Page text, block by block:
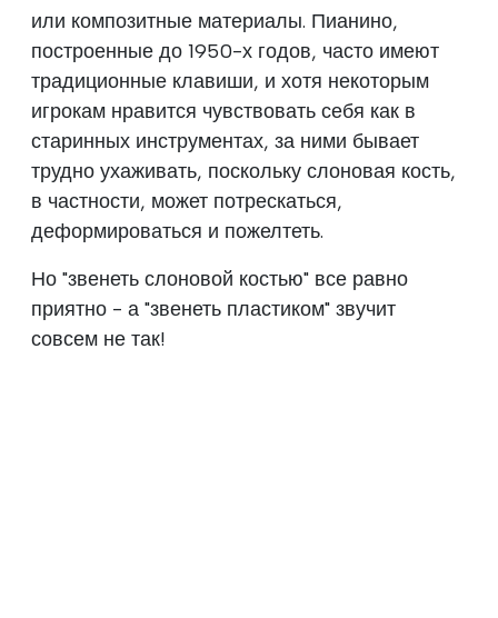
или композитные материалы. Пианино,
построенные до 1950-х годов, часто имеют
традиционные клавиши, и хотя некоторым
игрокам нравится чувствовать себя как в
старинных инструментах, за ними бывает
трудно ухаживать, поскольку слоновая кость,
в частности, может потрескаться,
деформироваться и пожелтеть.
Но "звенеть слоновой костью" все равно
приятно - а "звенеть пластиком" звучит
совсем не так!